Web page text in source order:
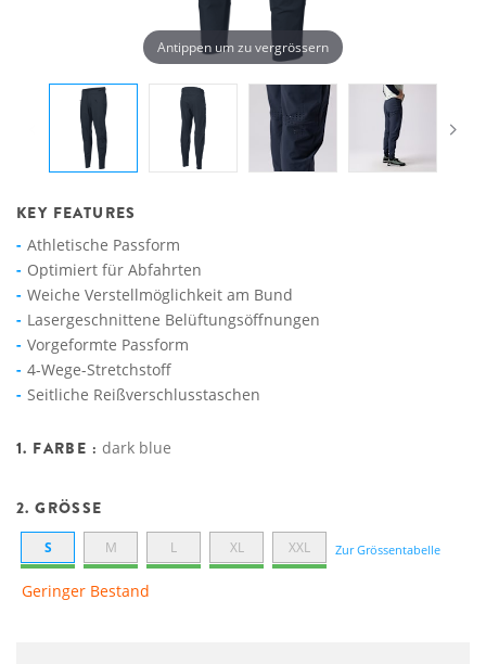
Antippen um zu vergrössern
KEY FEATURES
Athletische Passform
Optimiert für Abfahrten
Weiche Verstellmöglichkeit am Bund
Lasergeschnittene Belüftungsöffnungen
Vorgeformte Passform
4-Wege-Stretchstoff
Seitliche Reißverschlusstaschen
1. FARBE : dark blue
2. GRÖSSE
S M L XL XXL Zur Grössentabelle
Geringer Bestand